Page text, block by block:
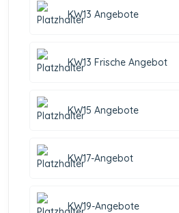
KW13 Angebote
KW13 Frische Angebot
KW15 Angebote
KW17-Angebot
KW19-Angebote